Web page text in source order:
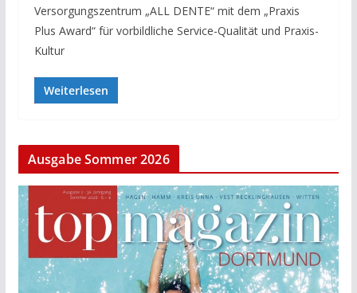
Versorgungszentrum „ALL DENTE“ mit dem „Praxis
Plus Award“ für vorbildliche Service-Qualität und Praxis-
Kultur
Weiterlesen
Ausgabe Sommer 2026